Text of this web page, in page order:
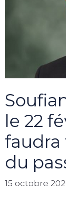
le 22
faudra
du
15 octobre